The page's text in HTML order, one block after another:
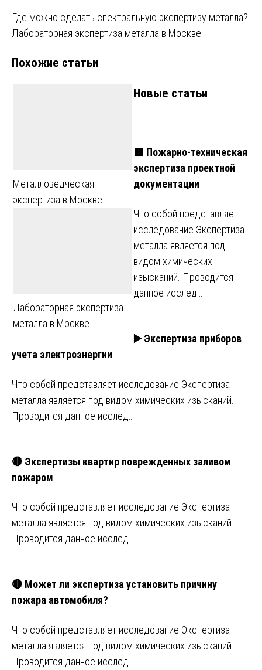
Навигация
записям
Где можно сделать спектральную экспертизу металла?
Лабораторная экспертиза металла в Москве
Похожие статьи
Металловедческая
экспертиза в Москве
Лабораторная экспертиза
металла в Москве
Новые статьи
🟥 Пожарно-техническая
экспертиза проектной
документации
Что собой представляет
исследование Экспертиза
металла является под
видом химических
изысканий. Проводится
данное исслед…
▶️ Экспертиза приборов
учета электроэнергии
Что собой представляет исследование Экспертиза
металла является под видом химических изысканий.
Проводится данное исслед…
🔴 Экспертизы квартир поврежденных заливом
пожаром
Что собой представляет исследование Экспертиза
металла является под видом химических изысканий.
Проводится данное исслед…
🔴 Может ли экспертиза установить причину
пожара автомобиля?
Что собой представляет исследование Экспертиза
металла является под видом химических изысканий.
Проводится данное исслед…